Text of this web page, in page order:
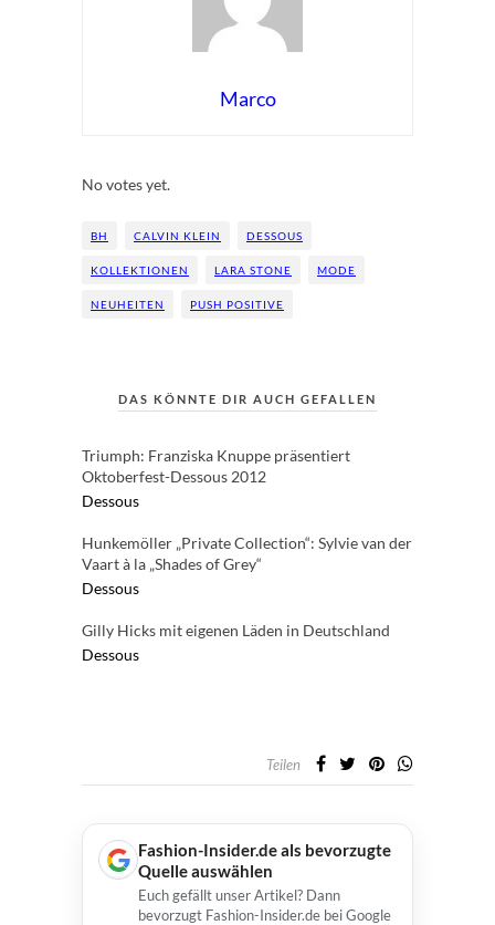
Marco
No votes yet.
BH CALVIN KLEIN DESSOUS
KOLLEKTIONEN LARA STONE MODE
NEUHEITEN PUSH POSITIVE
DAS KÖNNTE DIR AUCH GEFALLEN
Triumph: Franziska Knuppe präsentiert
Oktoberfest-Dessous 2012
Dessous
Hunkemöller „Private Collection“: Sylvie van der
Vaart à la „Shades of Grey“
Dessous
Gilly Hicks mit eigenen Läden in Deutschland
Dessous
Teilen
Fashion-Insider.de als bevorzugte
Quelle auswählen
Euch gefällt unser Artikel? Dann
bevorzugt Fashion-Insider.de bei Google